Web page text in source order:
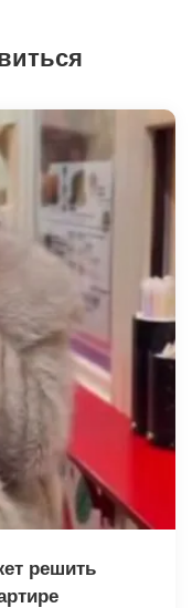
решить